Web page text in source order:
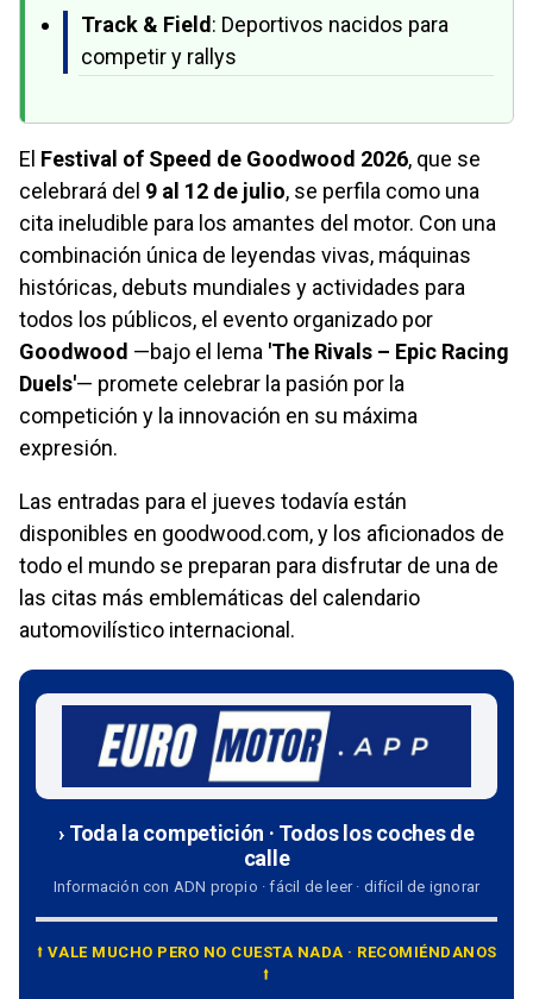
Track & Field: Deportivos nacidos para
competir y rallys
El Festival of Speed de Goodwood 2026, que se
celebrará del 9 al 12 de julio, se perfila como una
cita ineludible para los amantes del motor. Con una
combinación única de leyendas vivas, máquinas
históricas, debuts mundiales y actividades para
todos los públicos, el evento organizado por
Goodwood —bajo el lema 'The Rivals – Epic Racing
Duels'— promete celebrar la pasión por la
competición y la innovación en su máxima
expresión.
Las entradas para el jueves todavía están
disponibles en goodwood.com, y los aficionados de
todo el mundo se preparan para disfrutar de una de
las citas más emblemáticas del calendario
automovilístico internacional.
› Toda la competición · Todos los coches de
calle
Información con ADN propio · fácil de leer · difícil de ignorar
⭡ VALE MUCHO PERO NO CUESTA NADA · RECOMIÉNDANOS
⭡